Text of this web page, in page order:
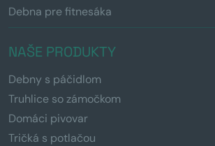
Debna pre fitnesáka
NAŠE PRODUKTY
Debny s páčidlom
Truhlice so zámočkom
Domáci pivovar
Tričká s potlačou